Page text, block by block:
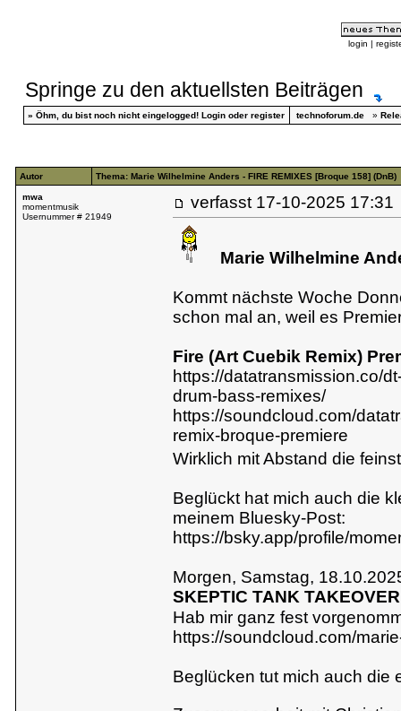
login |
Springe zu den aktuellsten Beiträgen
» Öhm, du bist noch nicht eingelogged! Loginoder register technoforum.de»
Autor Thema: Marie Wilhelmine Anders - FIRE REMIXES [Broque 158] (DnB)
mwa
momentmusik
Usernummer # 21949
verfasst 17-10-2025
Marie Wilhelmine
Kommt nächste Woche
schon mal an, weil es
Fire (Art Cuebik Remix)
https://datatransmission.co/
drum-bass-remixes/
https://soundcloud.com/
remix-broque-premiere
Wirklich mit Abstand die
Beglückt hat mich auch die
meinem Bluesky-Post:
https://bsky.app/profile/
Morgen, Samstag,
SKEPTIC TANK
Hab mir ganz fest
https://soundcloud.com/
Beglücken tut mich auch die